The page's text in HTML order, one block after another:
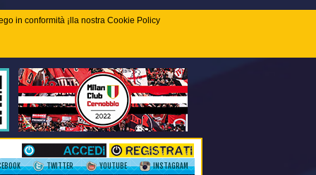
in conformità ¡lla nostra Cookie Policy
TWITTER YOUTUBE INSTAGRAM